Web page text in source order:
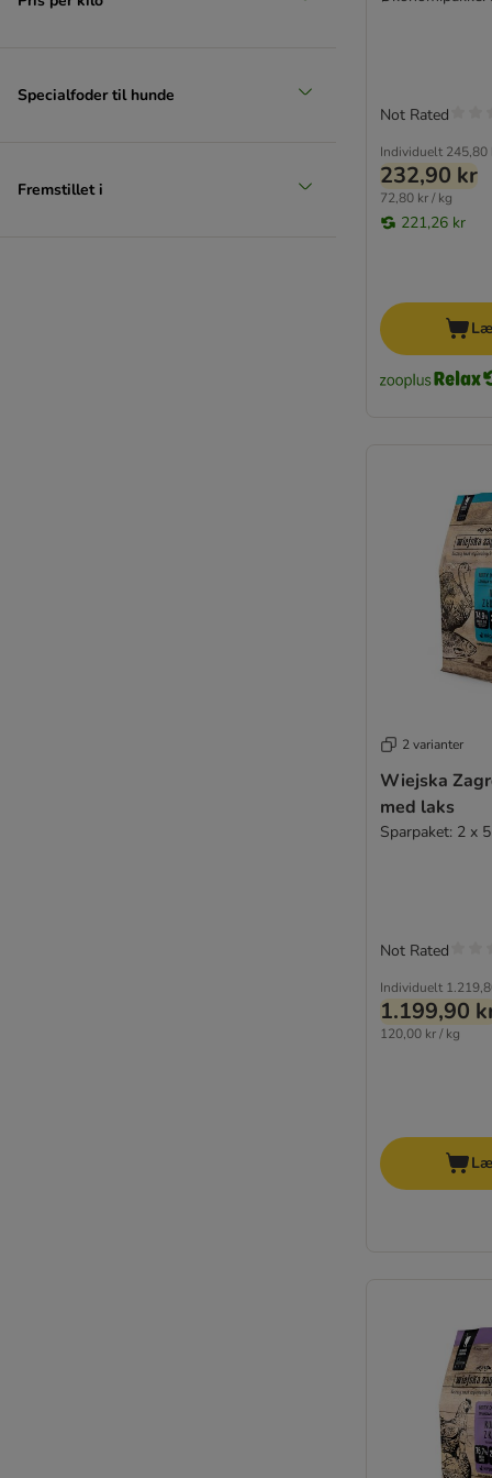
Thrive PremiumPlus
Venandi Animal
Yarrah Øko
Specialfoder til hunde
Fremstillet i
Individuelt 245,80
232,90 kr
72,80 kr / kg
221,26 kr
Not Rated
2 varianter
Wiejska
med laks
Sparpaket: 2 x
Individuelt
1.199,90
120,00 kr / kg
Not Rated